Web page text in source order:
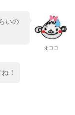
オココ
いの
！